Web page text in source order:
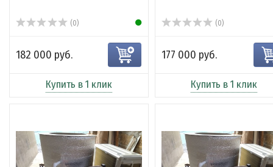
(0)
182 000 руб.
Купить в 1 клик
(0)
177 000 руб.
Купить в 1 клик